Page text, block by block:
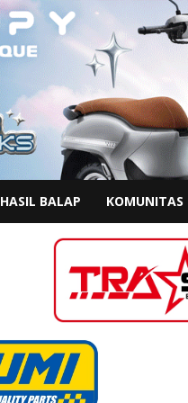
HASIL BALAP KOMUNITAS